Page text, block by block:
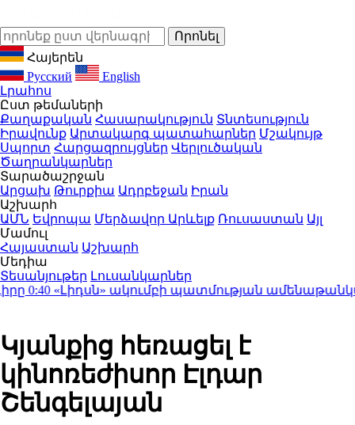
Հայերեն
Русский
English
Լրահոս
Ըստ թեմաների
Քաղաքական Հասարակություն Տնտեսություն
Իրավունք Արտակարգ պատահարներ Մշակույթ
Սպորտ Հարցազրույցներ Վերլուծական
Ծաղրանկարներ
Տարածաշրջան
Արցախ Թուրքիա Ադրբեջան Իրան
Աշխարհ
ԱՄՆ Եվրոպա Մերձավոր Արևելք Ռուսաստան Այլ
Մամուլ
Հայաստան Աշխարհ
Մեդիա
Տեսանյութեր Լուսանկարներ
0:40 «Լիդսն» ակումբի պատմության
Կյանքից հեռացել է
կինոռեժիսոր Էլդար
Շենգելայան